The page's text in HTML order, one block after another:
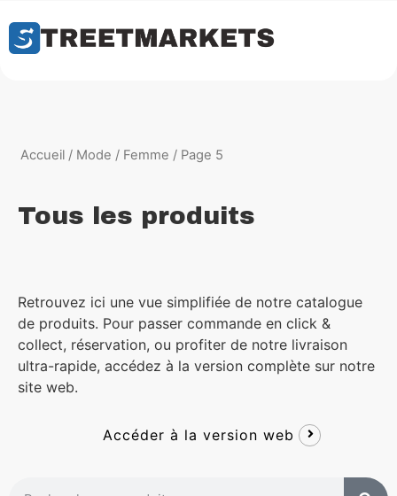
Accueil / Mode / Femme / Page 5
Tous les produits
Retrouvez ici une vue simplifiée de notre catalogue
de produits. Pour passer commande en click &
collect, réservation, ou profiter de notre livraison
ultra-rapide, accédez à la version complète sur notre
site web.
Accéder à la version web